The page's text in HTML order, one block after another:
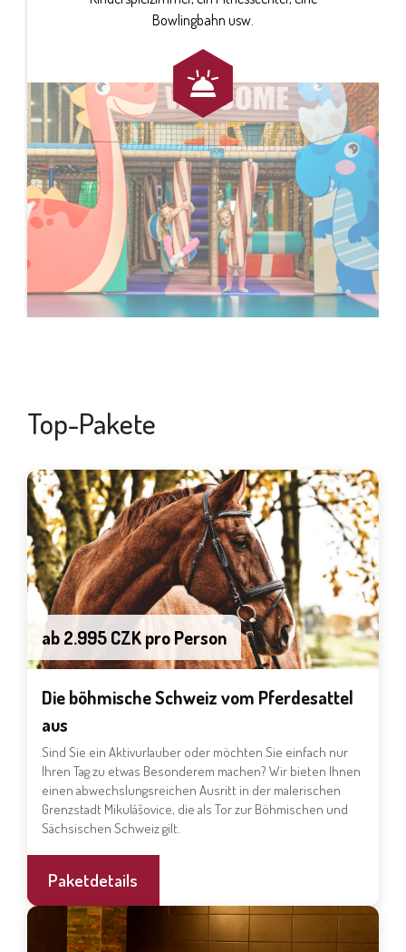
Bowlingbahn usw.
Top-Pakete
Die böhmische Schweiz vom Pferdesattel
aus
Sind Sie ein Aktivurlauber oder möchten Sie einfach nur
Ihren Tag zu etwas Besonderem machen? Wir bieten Ihnen
einen abwechslungsreichen Ausritt in der malerischen
Grenzstadt Mikulášovice, die als Tor zur Böhmischen und
Sächsischen Schweiz gilt.
ab 2.995 CZK pro Person
Paketdetails